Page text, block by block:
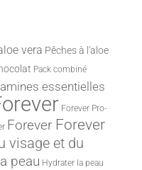
vera Pêches à l'aloe
Pack combiné
essentielles
Forever Pro-
Forever Forever
visage et du
peau Hydrater la peau